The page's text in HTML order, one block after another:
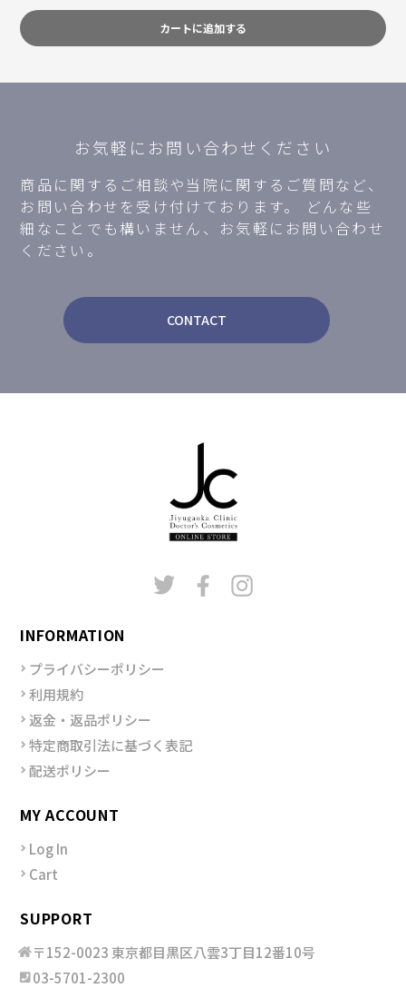
カートに追加する
お気軽にお問い合わせください
商品に関するご相談や当院に関するご質問など、
お問い合わせを受け付けております。
どんな些
細なことでも構いません、お気軽にお問い合わせ
ください。
CONTACT
INFORMATION
プライバシーポリシー
利用規約
返金・返品ポリシー
特定商取引法に基づく表記
配送ポリシー
MY ACCOUNT
Log In
Cart
SUPPORT
〒152-0023 東京都目黒区八雲3丁目12番10号
03-5701-2300